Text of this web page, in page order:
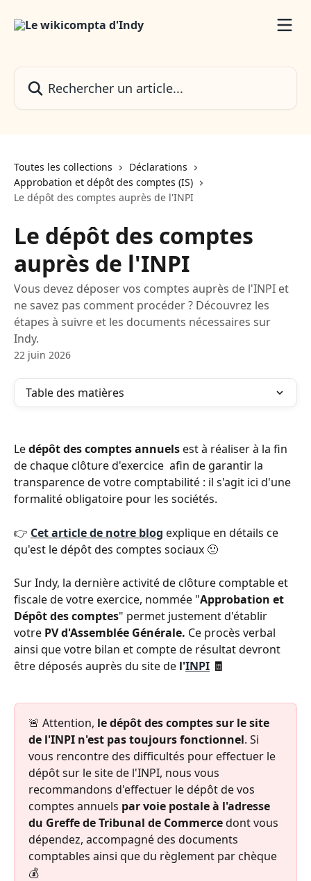
Toutes les collections
Déclarations
Approbation et dépôt des comptes (IS)
Le dépôt des comptes auprès de l'INPI
Le dépôt des comptes
auprès de l'INPI
Vous devez déposer vos comptes auprès de l'INPI et
ne savez pas comment procéder ? Découvrez les
étapes à suivre et les documents nécessaires sur
Indy.
22 juin 2026
Table des matières
Le dépôt des comptes annuels est à réaliser à la fin
de chaque clôture d'exercice  afin de garantir la
transparence de votre comptabilité : il s'agit ici d'une
formalité obligatoire pour les sociétés.
👉 Cet article de notre blog explique en détails ce
qu'est le dépôt des comptes sociaux 🙂
Sur Indy, la dernière activité de clôture comptable et
fiscale de votre exercice, nommée "Approbation et
Dépôt des comptes" permet justement d'établir
votre PV d'Assemblée Générale. Ce procès verbal
ainsi que votre bilan et compte de résultat devront
être déposés auprès du site de l'INPI 🧾
🚨 Attention, le dépôt des comptes sur le site
de l'INPI n'est pas toujours fonctionnel. Si
vous rencontre des difficultés pour effectuer le
dépôt sur le site de l'INPI, nous vous
recommandons d'effectuer le dépôt de vos
comptes annuels par voie postale à l'adresse
du Greffe de Tribunal de Commerce dont vous
dépendez, accompagné des documents
comptables ainsi que du règlement par chèque
💰